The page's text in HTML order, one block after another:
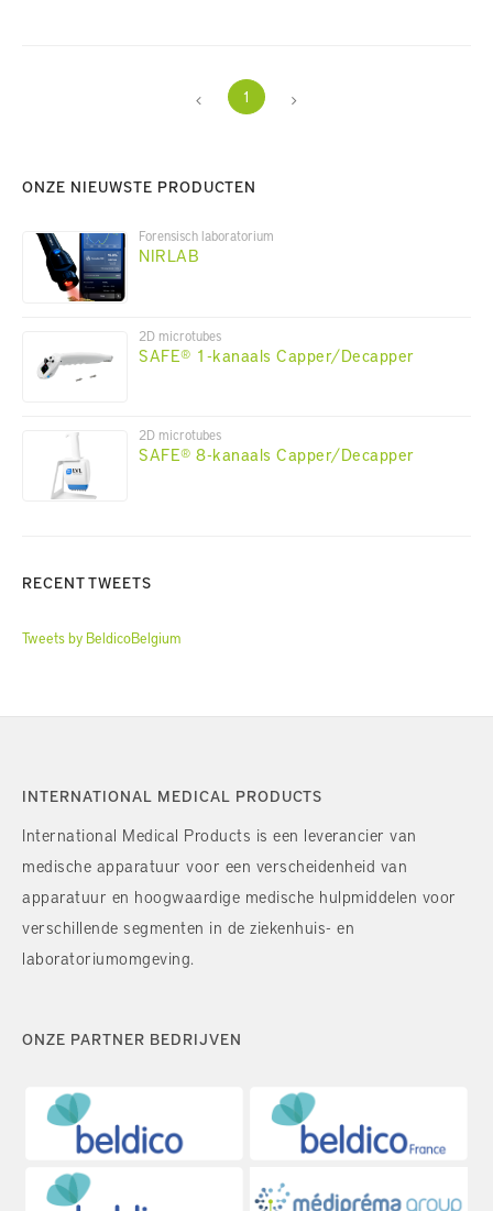
1
ONZE NIEUWSTE PRODUCTEN
Forensisch laboratorium
NIRLAB
2D microtubes
SAFE® 1-kanaals Capper/Decapper
2D microtubes
SAFE® 8-kanaals Capper/Decapper
RECENT TWEETS
Tweets by BeldicoBelgium
INTERNATIONAL MEDICAL PRODUCTS
International Medical Products is een leverancier van
medische apparatuur voor een verscheidenheid van
apparatuur en hoogwaardige medische hulpmiddelen voor
verschillende segmenten in de ziekenhuis- en
laboratoriumomgeving.
ONZE PARTNER BEDRIJVEN